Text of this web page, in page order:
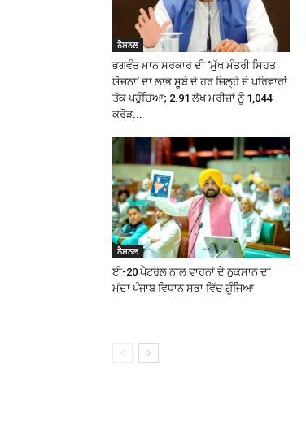
ਨੈਸ਼ਨਲ
ਭਗਵੰਤ ਮਾਨ ਸਰਕਾਰ ਦੀ ‘ਮੁੱਖ ਮੰਤਰੀ ਸਿਹਤ
ਯੋਜਨਾ’ ਦਾ ਲਾਭ ਸੂਬੇ ਦੇ ਹਰ ਜ਼ਿਲ੍ਹੇ ਦੇ ਪਰਿਵਾਰਾਂ
ਤੱਕ ਪਹੁੰਚਿਆ; 2.91 ਲੱਖ ਮਰੀਜ਼ਾਂ ਨੂੰ ₹1,044
ਕਰੋੜ...
ਨੈਸ਼ਨਲ
ਈ-20 ਪੈਟਰੋਲ ਨਾਲ ਵਾਹਨਾਂ ਦੇ ਨੁਕਸਾਨ ਦਾ
ਮੁੱਦਾ ਪੰਜਾਬ ਵਿਧਾਨ ਸਭਾ ਵਿੱਚ ਗੂੰਜਿਆ